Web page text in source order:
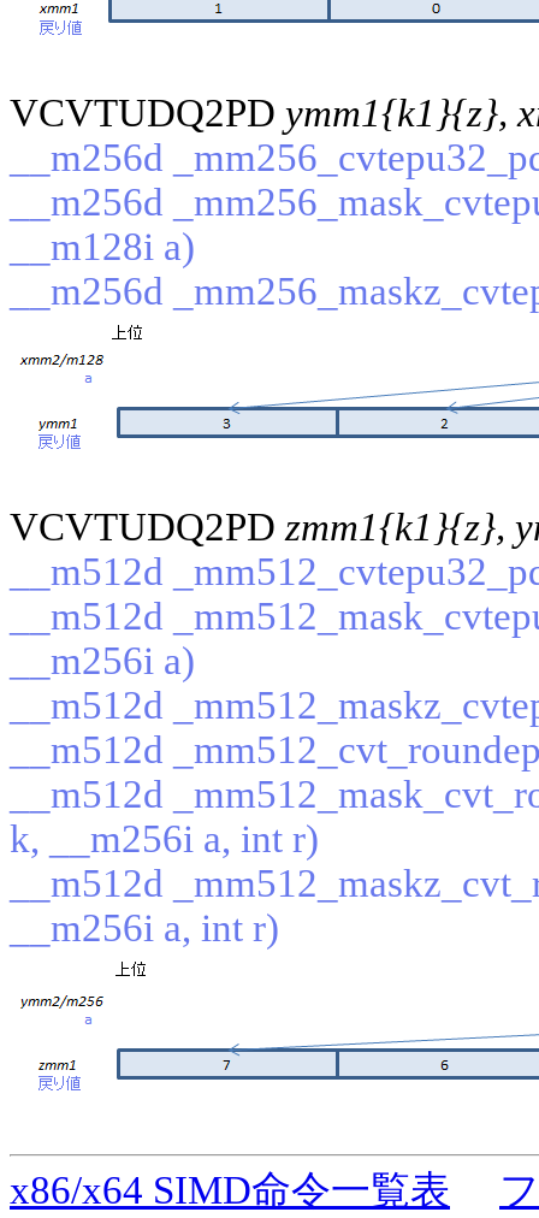
VCVTUDQ2PD ymm1{k1}{z},
__m256d
__m256d
__m128i a)
__m256d
VCVTUDQ2PD zmm1{k1}{z},
__m512d
__m512d
__m256i a)
__m512d
__m512d
__m512d
k, __m256i a, int r)
__m512d
__m256i a, int r)
x86/x64 SIMD命令一覧表